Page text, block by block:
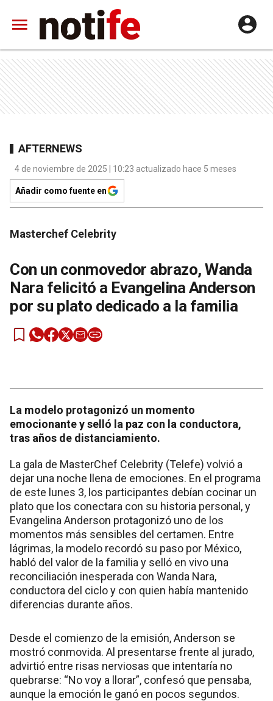
AFTERNEWS
4 de noviembre de 2025 | 10:23 actualizado hace 5 meses
Añadir como fuente en
Masterchef Celebrity
Con un conmovedor abrazo, Wanda
Nara felicitó a Evangelina Anderson
por su plato dedicado a la familia
La modelo protagonizó un momento
emocionante y selló la paz con la conductora,
tras años de distanciamiento.
La gala de MasterChef Celebrity (Telefe) volvió a
dejar una noche llena de emociones. En el programa
de este lunes 3, los participantes debían cocinar un
plato que los conectara con su historia personal, y
Evangelina Anderson protagonizó uno de los
momentos más sensibles del certamen. Entre
lágrimas, la modelo recordó su paso por México,
habló del valor de la familia y selló en vivo una
reconciliación inesperada con Wanda Nara,
conductora del ciclo y con quien había mantenido
diferencias durante años.
Desde el comienzo de la emisión, Anderson se
mostró conmovida. Al presentarse frente al jurado,
advirtió entre risas nerviosas que intentaría no
quebrarse: “No voy a llorar”, confesó que pensaba,
aunque la emoción le ganó en pocos segundos.